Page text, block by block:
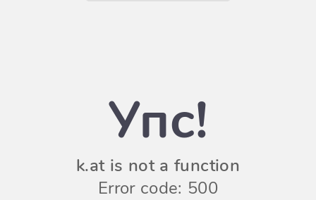
Упс!
k.at is not a function
Error code: 500